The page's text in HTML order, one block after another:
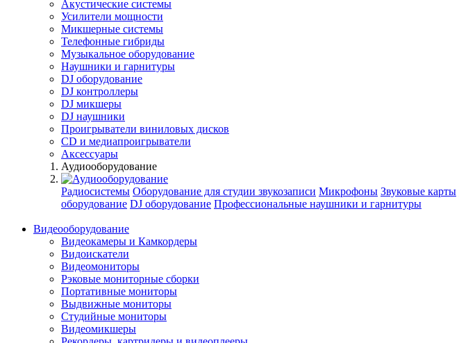
Акустические системы
Усилители мощности
Микшерные системы
Телефонные гибриды
Музыкальное оборудование
Наушники и гарнитуры
DJ оборудование
DJ контроллеры
DJ микшеры
DJ наушники
Проигрыватели виниловых дисков
СD и медиапроигрыватели
Аксессуары
Аудиооборудование
Радиосистемы Оборудование для студии звукозаписи Микрофоны Звуковые карты
оборудование DJ оборудование Профессиональные наушники и гарнитуры
Видеооборудование
Видеокамеры и Камкордеры
Видоискатели
Видеомониторы
Рэковые мониторные сборки
Портативные мониторы
Выдвижные мониторы
Студийные мониторы
Видеомикшеры